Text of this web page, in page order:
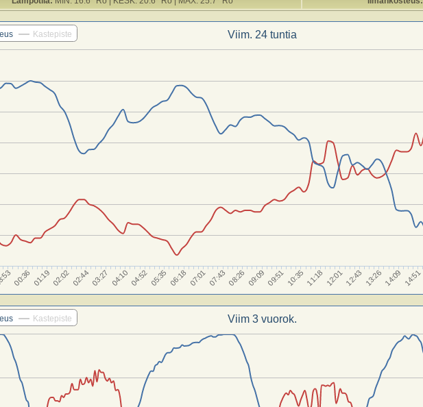
Viim. 24 tuntia
Kastepiste
00:36 01:19 02:02 02:44 03:27 04:10 04:52 05:35 06:18 07:01 07:43 08:26 09:09 09:51 10:35 11:18 12:0112:43 13:26 14:09 14:51
Viim 3 vuorok.
Kastepiste